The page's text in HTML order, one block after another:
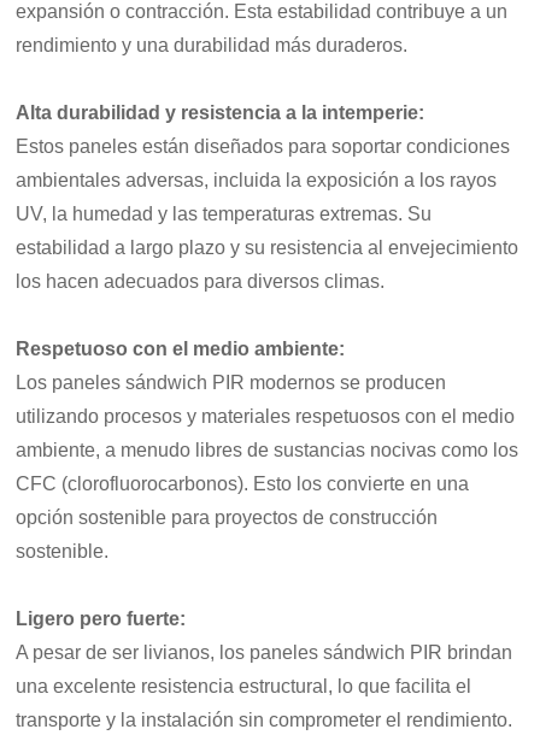
expansión o contracción. Esta estabilidad contribuye a un
rendimiento y una durabilidad más duraderos.
Alta durabilidad y resistencia a la intemperie:
Estos paneles están diseñados para soportar condiciones
ambientales adversas, incluida la exposición a los rayos
UV, la humedad y las temperaturas extremas. Su
estabilidad a largo plazo y su resistencia al envejecimiento
los hacen adecuados para diversos climas.
Respetuoso con el medio ambiente:
Los paneles sándwich PIR modernos se producen
utilizando procesos y materiales respetuosos con el medio
ambiente, a menudo libres de sustancias nocivas como los
CFC (clorofluorocarbonos). Esto los convierte en una
opción sostenible para proyectos de construcción
sostenible.
Ligero pero fuerte:
A pesar de ser livianos, los paneles sándwich PIR brindan
una excelente resistencia estructural, lo que facilita el
transporte y la instalación sin comprometer el rendimiento.